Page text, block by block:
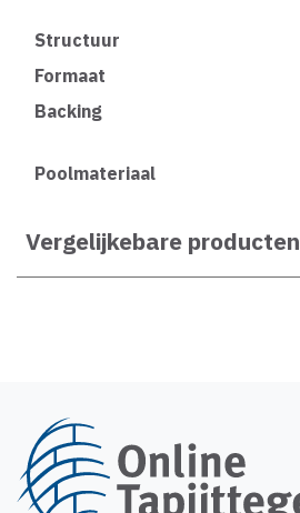
Structuur
Formaat
Backing
Poolmateriaal
Vergelijkebare producten